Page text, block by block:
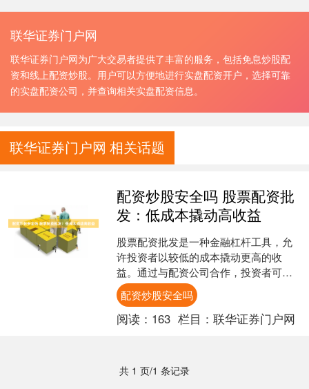
联华证券门户网
联华证券门户网为广大交易者提供了丰富的服务，包括免息炒股配
资和线上配资炒股。用户可以方便地进行实盘配资开户，选择可靠
的实盘配资公司，并查询相关实盘配资信息。
联华证券门户网 相关话题
配资炒股安全吗 股票配资批
发：低成本撬动高收益
股票配资批发是一种金融杠杆工具，允
许投资者以较低的成本撬动更高的收
益。通过与配资公司合作，投资者可以
获得资金放大，从而增加其投资组合的
潜在回报。 蹿必选采用先进....
配资炒股安全吗
阅读： 163 栏目： 联华证券门户网
共 1 页/1 条记录